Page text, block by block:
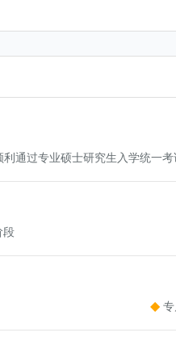
通过专业硕士研究生入学统一考
段